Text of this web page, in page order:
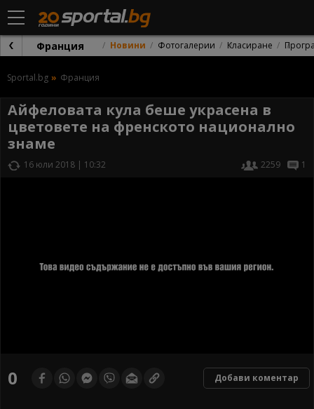
Франция Новини Фотогалерии Класиране
Sportal.bg Франция
Айфеловата кула беше украсена в
цветовете на френското национално
знаме
16 юли 2018 | 10:32 2259 1
of0 Добави коментар